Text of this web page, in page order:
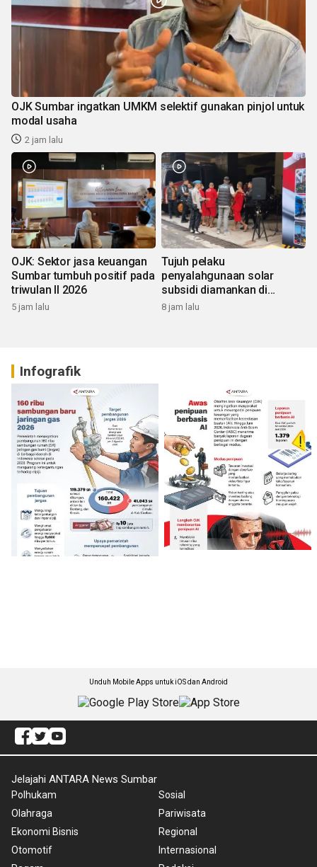
OJK Sumbar ingatkan UMKM selektif gunakan pinjol untuk
modal usaha
2 jam lalu
OJK: Sektor jasa keuangan
Sumbar tumbuh positif pada
triwulan II 2026
5 jam lalu
Tujuh pelaku
penyalahgunaan solar
subsidi diamankan di
Sumbar
8 jam lalu
Infografik
Unduh Mobile Apps untuk iOS dan Android
Jelajahi ANTARA News Sumbar
Polhukam
Olahraga
Ekonomi Bisnis
Otomotif
Sosial
Pariwisata
Regional
Internasional